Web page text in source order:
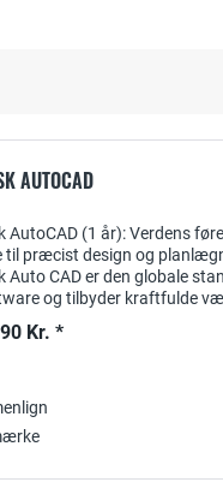
AUTOCAD
AutoCAD (1 år): Verdens
til præcist design og
Auto CAD er den globale
og tilbyder kraftfulde
Kr. *